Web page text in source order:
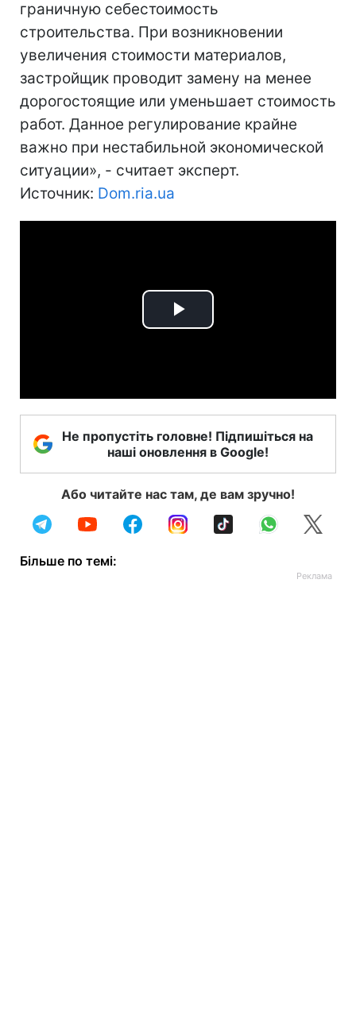
граничную себестоимость
строительства. При возникновении
увеличения стоимости материалов,
застройщик проводит замену на менее
дорогостоящие или уменьшает стоимость
работ. Данное регулирование крайне
важно при нестабильной экономической
ситуации», - считает эксперт.
Источник: Dom.ria.ua
Play
Не пропустіть головне! Підпишіться на
наші оновлення в Google!
Або читайте нас там, де вам зручно!
Більше по темі: